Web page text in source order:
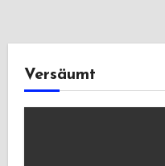
Versäumt